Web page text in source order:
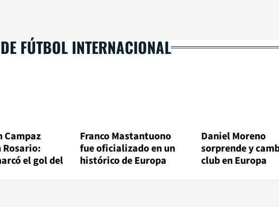
FÚTBOL INTERNACIONAL
el gol del
Franco Mastantuono
fue oficializado en un
histórico de Europa
Daniel Moreno
sorprende y
club en Europa